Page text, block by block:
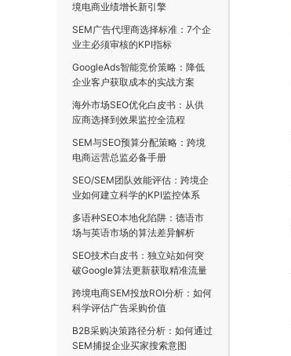
境电商业绩增长新引擎
SEM广告代理商选择标准：7个企
业主必须审核的KPI指标
GoogleAds智能竞价策略：降低
企业客户获取成本的实战方案
海外市场SEO优化白皮书：从供
应商选择到效果监控全流程
SEM与SEO预算分配策略：跨境
电商运营总监必备手册
SEO/SEM团队效能评估：跨境企
业如何建立科学的KPI监控体系
多语种SEO本地化陷阱：德语市
场与英语市场的算法差异解析
SEO技术白皮书：独立站如何突
破Google算法更新获取精准流量
跨境电商SEM投放ROI分析：如何
科学评估广告采购价值
B2B采购决策路径分析：如何通过
SEM捕捉企业买家搜索意图